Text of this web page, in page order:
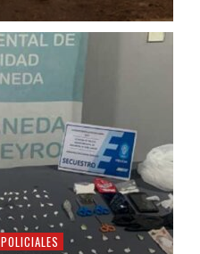
POLICIALES